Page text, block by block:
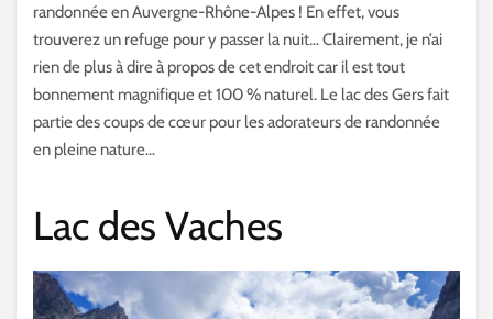
randonnée en Auvergne-Rhône-Alpes ! En effet, vous
trouverez un refuge pour y passer la nuit… Clairement, je n’ai
rien de plus à dire à propos de cet endroit car il est tout
bonnement magnifique et 100 % naturel. Le lac des Gers fait
partie des coups de cœur pour les adorateurs de randonnée
en pleine nature…
Lac des Vaches